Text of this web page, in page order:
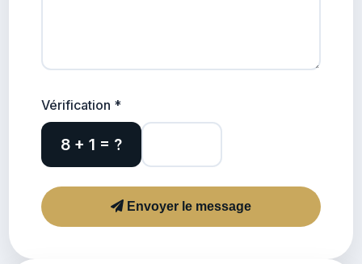
Vérification *
8 + 1 = ?
Envoyer le message